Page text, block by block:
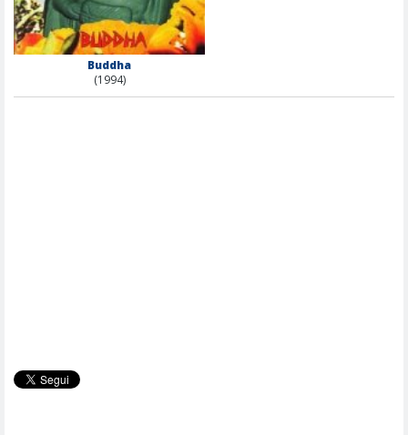
Buddha
(1994)